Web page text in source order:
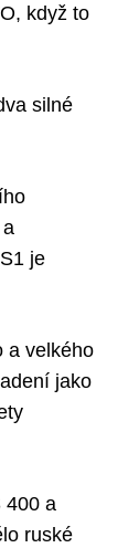
když to
silné
je
a velkého
jako
400 a
ruské